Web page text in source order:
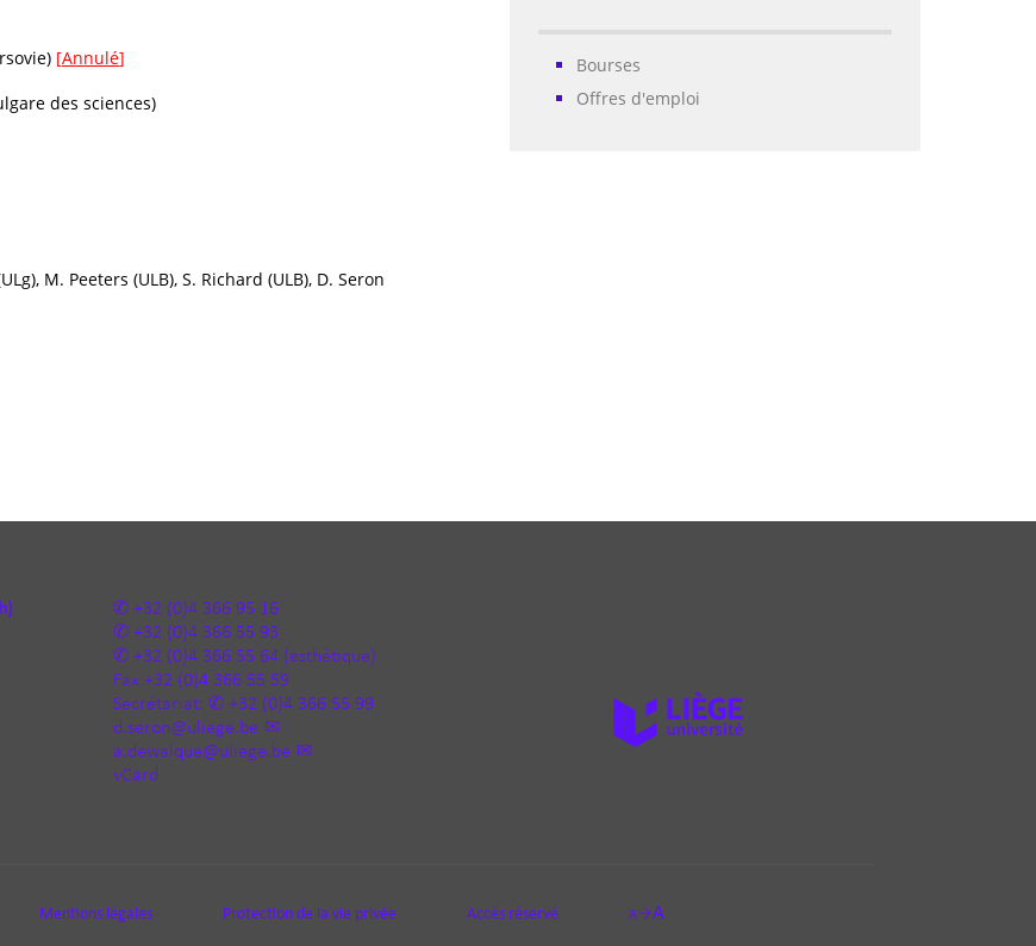
Bourses
Offres d'emploi
[Annulé]
des sciences)
M. Peeters (ULB), S. Richard (ULB), D. Seron
+32 (0)4 366 95 16
+32 (0)4 366 55 93
+32 (0)4 366 55 64 (esthétique)
Fax +32 (0)4 366 55 59
Secrétariat:
+32 (0)4 366 55 99
d.seron@uliege.be
a.dewalque@uliege.be
vCard
Mentions légales Protection de la vie privée Accès réservé A→A